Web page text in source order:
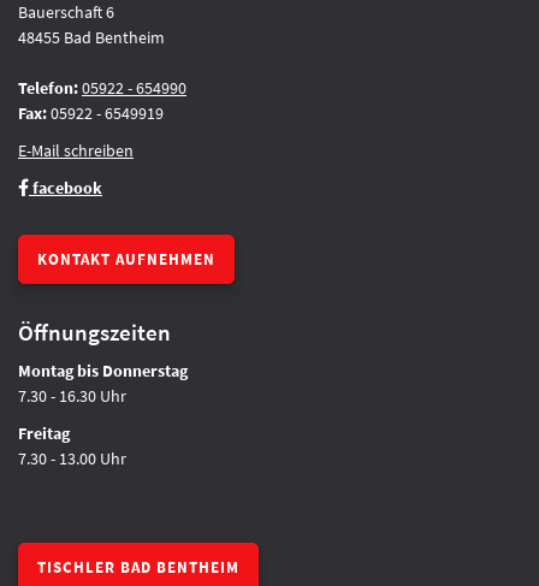
Bauerschaft 6
48455 Bad Bentheim
Telefon:05922 - 654990
Fax:05922 - 6549919
E-Mail schreiben
facebook
KONTAKT AUFNEHMEN
Öffnungszeiten
Montag bis Donnerstag
7.30 - 16.30 Uhr
Freitag
7.30 - 13.00 Uhr
TISCHLER BAD BENTHEIM